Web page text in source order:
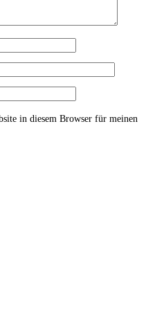
in diesem Browser für meinen